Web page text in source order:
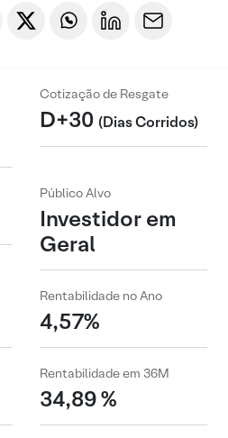
Cotização de Resgate
D+30 (Dias Corridos)
Público Alvo
Investidor em
Geral
Rentabilidade no Ano
4,57%
Rentabilidade em 36M
34,89 %